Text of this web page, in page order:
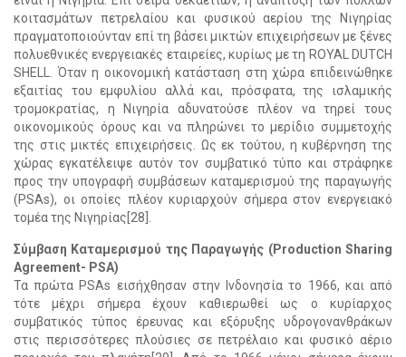
κοιτασμάτων πετρελαίου και φυσικού αερίου της Νιγηρίας
πραγματοποιούνταν επί τη βάσει μικτών επιχειρήσεων με ξένες
πολυεθνικές ενεργειακές εταιρείες, κυρίως με τη ROYAL DUTCH
SHELL. Όταν η οικονομική κατάσταση στη χώρα επιδεινώθηκε
εξαιτίας του εμφυλίου αλλά και, πρόσφατα, της ισλαμικής
τρομοκρατίας, η Νιγηρία αδυνατούσε πλέον να τηρεί τους
οικονομικούς όρους και να πληρώνει το μερίδιο συμμετοχής
της στις μικτές επιχειρήσεις. Ως εκ τούτου, η κυβέρνηση της
χώρας εγκατέλειψε αυτόν τον συμβατικό τύπο και στράφηκε
προς την υπογραφή συμβάσεων καταμερισμού της παραγωγής
(PSAs), οι οποίες πλέον κυριαρχούν σήμερα στον ενεργειακό
τομέα της Νιγηρίας[28].
Σύμβαση Καταμερισμού της Παραγωγής (Production Sharing
Agreement- PSA)
Τα πρώτα PSAs εισήχθησαν στην Ινδονησία το 1966, και από
τότε μέχρι σήμερα έχουν καθιερωθεί ως ο κυρίαρχος
συμβατικός τύπος έρευνας και εξόρυξης υδρογονανθράκων
στις περισσότερες πλούσιες σε πετρέλαιο και φυσικό αέριο